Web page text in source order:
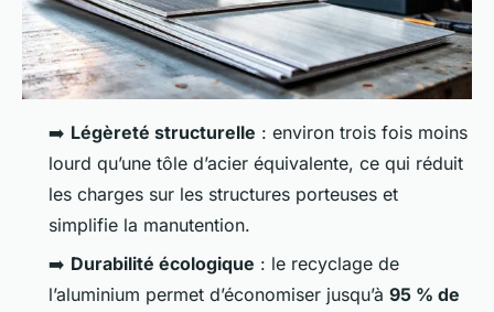
➡️ Légèreté structurelle : environ trois fois moins
lourd qu’une tôle d’acier équivalente, ce qui réduit
les charges sur les structures porteuses et
simplifie la manutention.
➡️ Durabilité écologique : le recyclage de
l’aluminium permet d’économiser jusqu’à 95 % de